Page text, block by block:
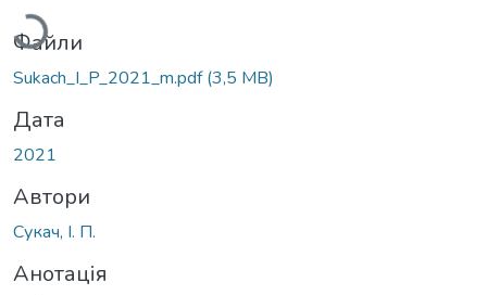
Файли
Sukach_I_P_2021_m.pdf(3,5 MB)
Дата
2021
Автори
Сукач, І. П.
Анотація